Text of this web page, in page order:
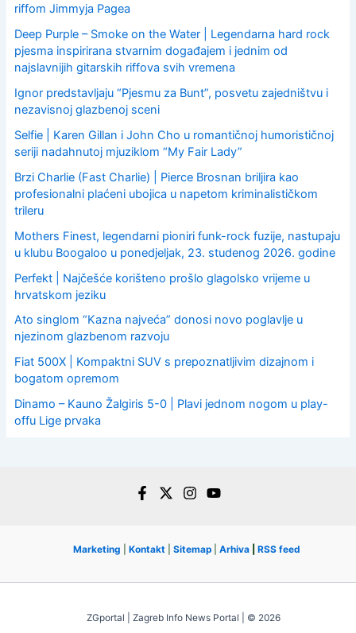
riffom Jimmyja Pagea
Deep Purple – Smoke on the Water | Legendarna hard rock
pjesma inspirirana stvarnim događajem i jednim od
najslavnijih gitarskih riffova svih vremena
Ignor predstavljaju “Pjesmu za Bunt”, posvetu zajedništvu i
nezavisnoj glazbenoj sceni
Selfie | Karen Gillan i John Cho u romantičnoj humorističnoj
seriji nadahnutoj mjuziklom “My Fair Lady”
Brzi Charlie (Fast Charlie) | Pierce Brosnan briljira kao
profesionalni plaćeni ubojica u napetom kriminalističkom
trileru
Mothers Finest, legendarni pioniri funk-rock fuzije, nastupaju
u klubu Boogaloo u ponedjeljak, 23. studenog 2026. godine
Perfekt | Najčešće korišteno prošlo glagolsko vrijeme u
hrvatskom jeziku
Ato singlom “Kazna najveća” donosi novo poglavlje u
njezinom glazbenom razvoju
Fiat 500X | Kompaktni SUV s prepoznatljivim dizajnom i
bogatom opremom
Dinamo – Kauno Žalgiris 5-0 | Plavi jednom nogom u play-
offu Lige prvaka
Marketing Kontakt Sitemap Arhiva RSS feed
ZGportal | Zagreb Info News Portal | © 2026